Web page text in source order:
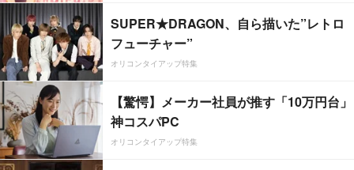
SUPER★DRAGON、自ら描いた”レトロ
フューチャー”
オリコンタイアップ特集
【驚愕】メーカー社員が推す「10万円台」
神コスパPC
オリコンタイアップ特集